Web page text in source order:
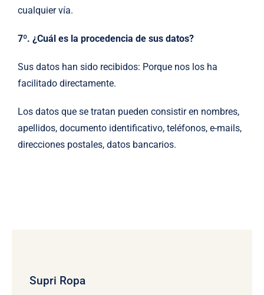
cualquier vía.
7º. ¿Cuál es la procedencia de sus datos?
Sus datos han sido recibidos: Porque nos los ha
facilitado directamente.
Los datos que se tratan pueden consistir en nombres,
apellidos, documento identificativo, teléfonos, e-mails,
direcciones postales, datos bancarios.
Supri Ropa